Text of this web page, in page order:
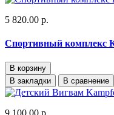
5 820.00 р.
Спортивный комплекс
В корзину
В закладки
В сравнение
9 100.00 р.